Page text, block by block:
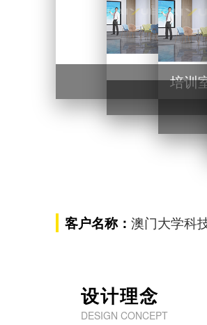
办公
客户名称： 澳门大学科
设计理念
DESIGN CONCEPT